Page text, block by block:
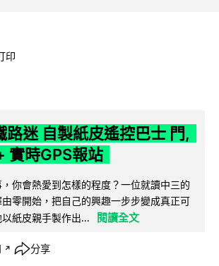
印
路迷 自製紙皮遙控巴士 門,
實時GPS報站
你會熱愛到怎樣的程度？一位就讀中三的
零開始，把自己的興趣一步步變成真正可
紙皮親手製作出...
閱讀全文
↗ 分享